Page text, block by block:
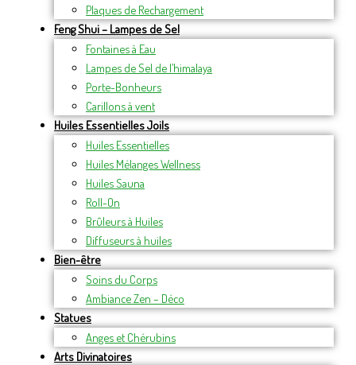
Plaques de Rechargement
Feng Shui – Lampes de Sel
Fontaines à Eau
Lampes de Sel de l’himalaya
Porte-Bonheurs
Carillons à vent
Huiles Essentielles Joils
Huiles Essentielles
Huiles Mélanges Wellness
Huiles Sauna
Roll-On
Brûleurs à Huiles
Diffuseurs à huiles
Bien-être
Soins du Corps
Ambiance Zen – Déco
Statues
Anges et Chérubins
Arts Divinatoires